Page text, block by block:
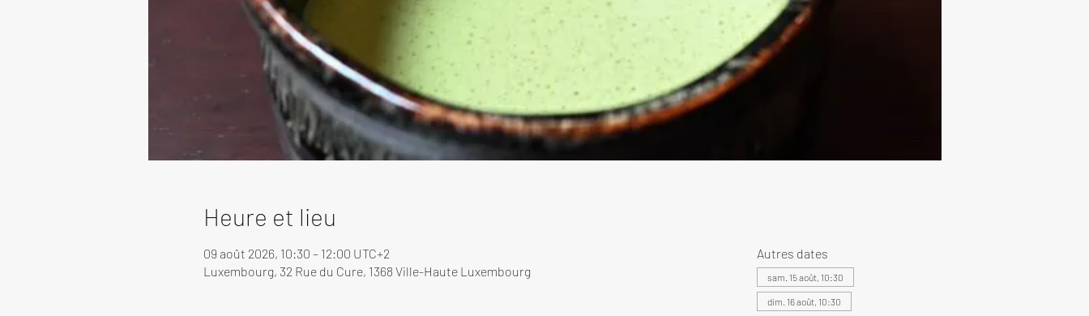
Heure et lieu
09 août 2026, 10:30 – 12:00 UTC+2
Luxembourg, 32 Rue du Cure, 1368 Ville-Haute Luxembourg
Autres dates
sam. 15 août, 10:30
dim. 16 août, 10:30